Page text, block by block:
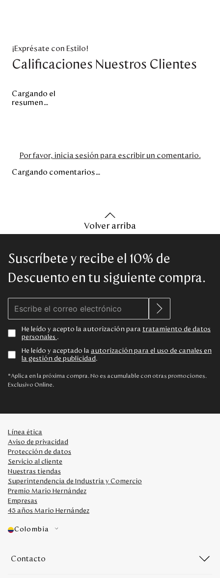
¡Exprésate con Estilo!
Calificaciones Nuestros Clientes
Cargando el
resumen…
Por favor, inicia sesión para escribir un comentario.
Cargando comentarios…
Volver arriba
Suscríbete y recibe el 10% de
Descuento en tu siguiente compra.
He leído y acepto la autorización para tratamiento de datos
personales .
He leído y aceptado la autorización para el uso de canales en
la gestión de publicidad .
*Aplica en la próxima compra. No es acumulable con otras promociones.
Exclusivo Online.
Línea ética
Aviso de privacidad
Protección de datos
Servicio al cliente
Nuestras tiendas
Superintendencia de Industria y Comercio
Premio Mario Hernández
Empresas
45 años Mario Hernández
Colombia
Contacto